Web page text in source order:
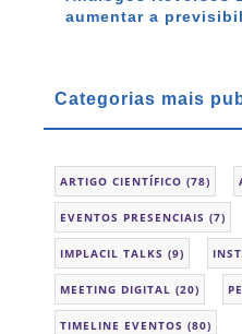
aumentar a
Categorias mais
ARTIGO CIENTÍFICO (78)
EVENTOS PRESENCIAIS (7)
IMPLACIL TALKS (9)
MEETING DIGITAL (20)
TIMELINE EVENTOS (80)